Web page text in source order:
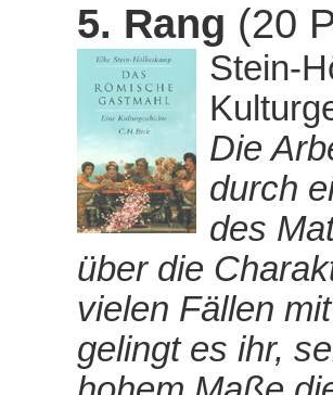
5. Rang (20
Stein-
Die
durch
des
über die
vielen Fällen
gelingt es ihr,